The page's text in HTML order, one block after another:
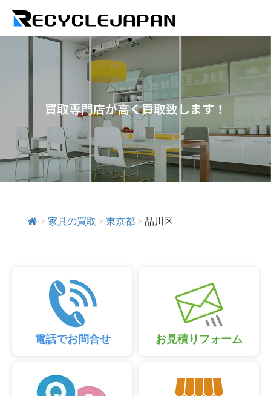
買取専門店が高く買取致します！
> 家具の買取 > 東京都 > 品川区
電話でお問合せ お見積りフォーム